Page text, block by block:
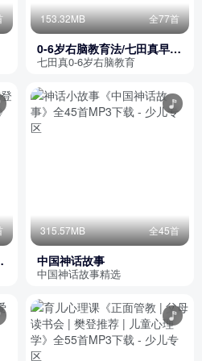
153.32MB 全77首
0-6岁右脑教育法/七田真早教
经典
七田真0-6岁右脑教育
315.57MB 全45首
中国神话故事
中国神话故事精选